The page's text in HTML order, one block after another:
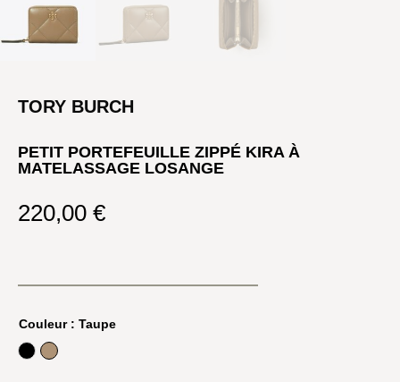
TORY BURCH
PETIT PORTEFEUILLE ZIPPÉ KIRA À
MATELASSAGE LOSANGE
220,00 €
Couleur: Taupe
NoirTaupe